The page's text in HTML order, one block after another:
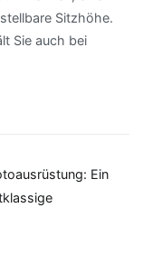
Sitzhöhe.
Sie auch bei
Ein